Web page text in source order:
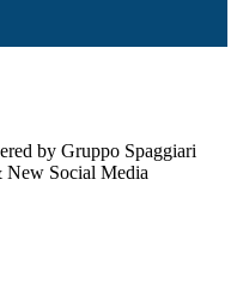
by Gruppo Spaggiari
New Social Media